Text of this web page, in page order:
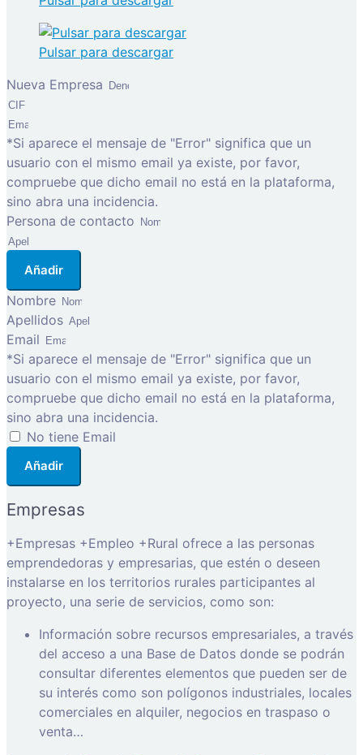
Pulsar para descargar
Nueva Empresa
*Si aparece el mensaje de "Error" significa que un
usuario con el mismo email ya existe, por favor,
compruebe que dicho email no está en la plataforma,
sino abra una incidencia.
Persona de contacto
Añadir
Nombre
Apellidos
Email
*Si aparece el mensaje de "Error" significa que un
usuario con el mismo email ya existe, por favor,
compruebe que dicho email no está en la plataforma,
sino abra una incidencia.
No tiene Email
Añadir
Empresas
+Empresas +Empleo +Rural ofrece a las personas
emprendedoras y empresarias, que estén o deseen
instalarse en los territorios rurales participantes al
proyecto, una serie de servicios, como son:
Información sobre recursos empresariales, a través
del acceso a una Base de Datos donde se podrán
consultar diferentes elementos que pueden ser de
su interés como son polígonos industriales, locales
comerciales en alquiler, negocios en traspaso o
venta…